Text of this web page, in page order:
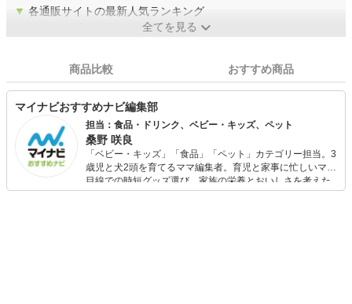
▼ 各通販サイトの最新人気ランキング
全てを見る
商品比較 おすすめ商品
マイナビおすすめナビ編集部
担当：食品・ドリンク、ベビー・キッズ、ペット
桑野 咲良
「ベビー・キッズ」「食品」「ペット」カテゴリー担当。3
歳児と犬2頭を育てるママ編集者。育児と家事に忙しいママ
目線での時短グッズ選び、家族の栄養とおいしさを考えた
食品選び、束の間のリラックスタイムを楽しむためのスイ